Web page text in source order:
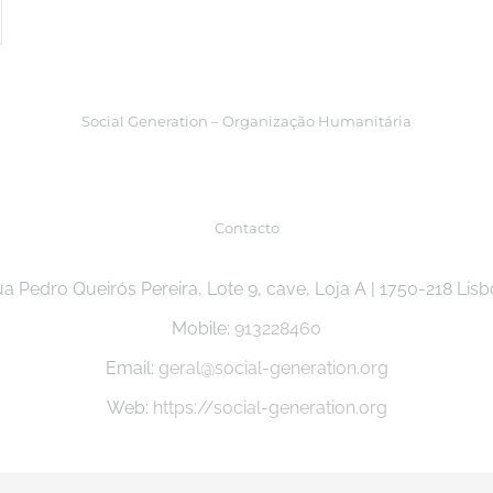
Social Generation – Organização Humanitária
Contacto
Pedro Queirós Pereira, Lote 9, cave, Loja A | 1750-218
Mobile: 913228460
Email: geral@social-generation.org
Web: https://social-generation.org